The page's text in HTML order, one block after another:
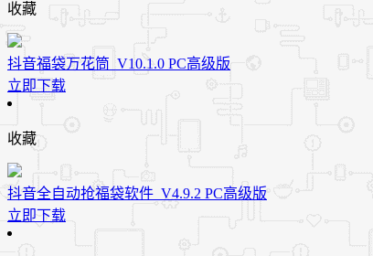
收藏
抖音福袋万花筒_V10.1.0 PC高级版
立即下载
收藏
抖音全自动抢福袋软件_V4.9.2 PC高级版
立即下载